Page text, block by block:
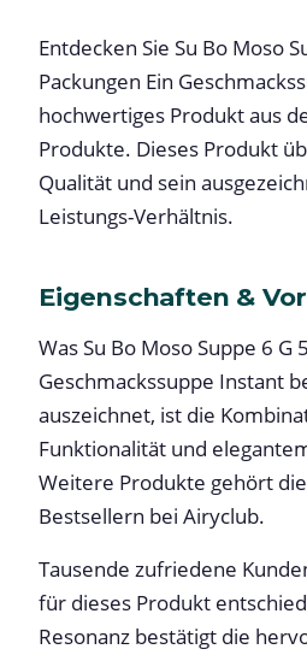
Entdecken Sie Su Bo Moso
Packungen Ein
hochwertiges Produkt aus
Produkte. Dieses Produkt
Qualität und sein
Leistungs-Verhältnis.
Eigenschaften &
Was Su Bo Moso Suppe 6 G
Geschmackssuppe Instant
auszeichnet, ist die
Funktionalität und
Weitere Produkte gehört
Bestsellern bei Airyclub.
Tausende zufriedene
für dieses Produkt
Resonanz bestätigt die